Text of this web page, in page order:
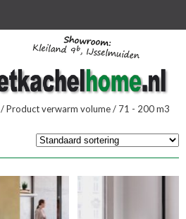
/ Product verwarm volume / 71 - 200 m3